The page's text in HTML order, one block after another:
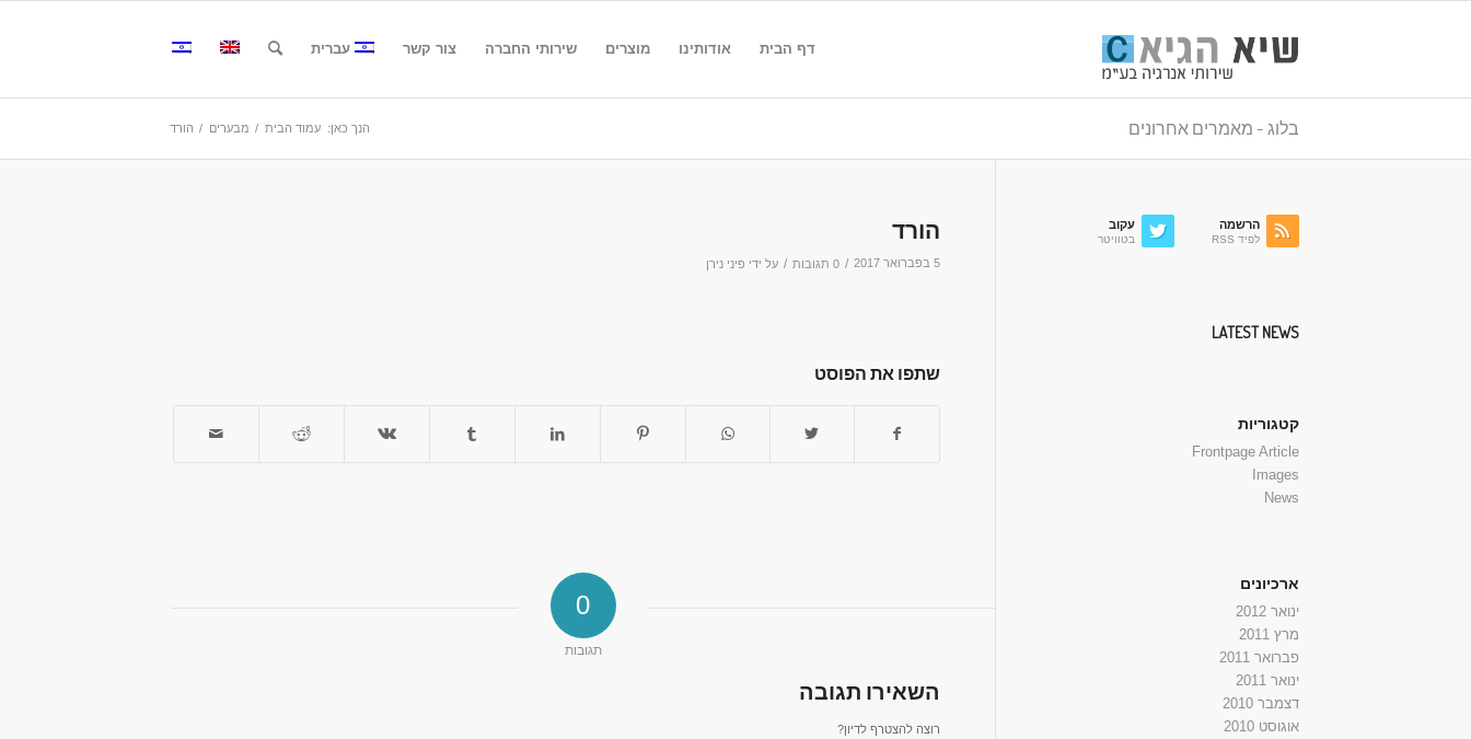
דף הבית אודותינו מוצרים שירותי החברה צור קשר עברית
בלוג - מאמרים אחרונים הנך כאן: עמוד הבית / מבערים / הורד
הורד
5 בפברואר 2017 / 0 תגובות / על ידי פיני נירן
שתפו את הפוסט
0
תגובות
השאירו תגובה
רוצה להצטרף לדיון?
עקוב
בטוויטר
הרשמה
לפיד RSS
LATEST NEWS
קטגוריות
Frontpage Article
Images
News
ארכיונים
ינואר 2012
מרץ 2011
פברואר 2011
ינואר 2011
דצמבר 2010
אוגוסט 2010